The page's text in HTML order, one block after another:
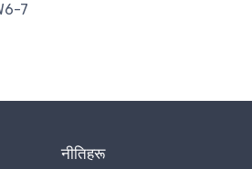
7
नीतिहरू